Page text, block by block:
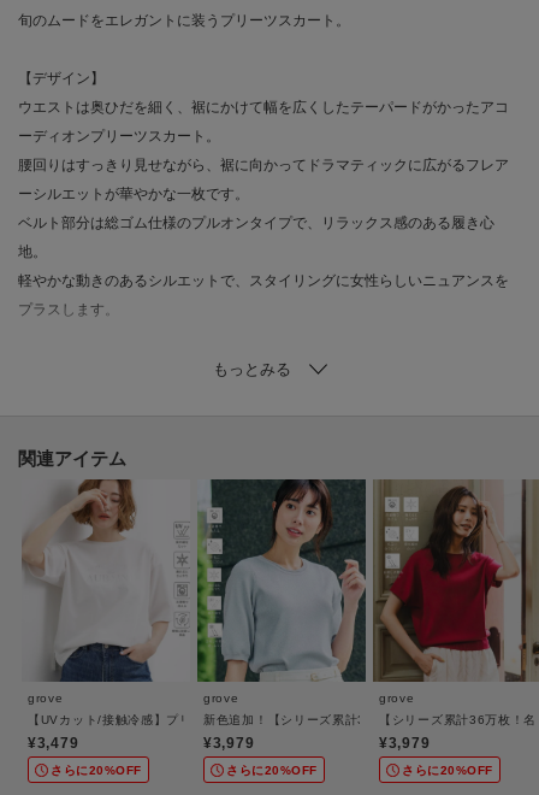
旬のムードをエレガントに装うプリーツスカート。
【デザイン】
ウエストは奥ひだを細く、裾にかけて幅を広くしたテーパードがかったアコ
ーディオンプリーツスカート。
腰回りはすっきり見せながら、裾に向かってドラマティックに広がるフレア
ーシルエットが華やかな一枚です。
ベルト部分は総ゴム仕様のプルオンタイプで、リラックス感のある履き心
地。
軽やかな動きのあるシルエットで、スタイリングに女性らしいニュアンスを
プラスします。
ィックな表情が特徴です。
ナチュラルなムードがありながらも、クリーンで繊細な透け感が上品な印象
を与えます。
【スタイリング】
コンパクトなニットやカットソーを合わせて、プリーツを主役にしたスタイ
ブラウスを合わせればきれいめに、Tシャツやスニーカーを合わせればカジュ
アルにも着こなせます。
オン・オフ問わず幅広いシーンで活躍する一枚です。
【仕様】
関連アイテム
grove
【UVカット/接触冷感】プリントアソート5分袖Tシャツ
¥3,479
さらに20%OFF
grove
新色追加！【シリーズ累計36万枚/UVカット・ひんやり
¥3,979
さらに20%OFF
grove
【シリーズ累計36万枚！
¥3,979
さらに20%OFF